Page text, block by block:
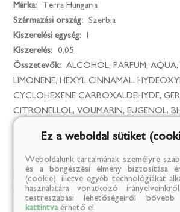
Márka:
Terra Hungaria
Származási ország:
Szerbia
Kiszerelési egység:
Kiszerelés:
0.05
Összetevők:
ALCOHOL, PARFUM,
LIMONENE, HEXYL CINNAMAL,
CYCLOHEXENE CARBOXALDEHYDE,
CITRONELLOL, VOUMARIN, EUGENOL,
Mesterséges színezék: Igen
MENTES / ÁLLATI EREDETŰ ÖSSZETEVŐ:
Környezetbarát
Ez a weboldal sütiket
Weboldalunk tartalmának személyre
és a böngészési élmény biztosítása
(cookie), illetve egyéb technológiákat
használatára vonatkozó
testreszabási lehetőségeiről
kattintvaérhető el.